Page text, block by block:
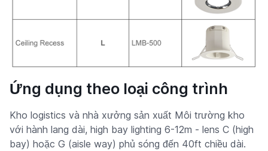
Ứng dụng theo loại công trình
Kho logistics và nhà xưởng sản xuất Môi trường kho
với hành lang dài, high bay lighting 6-12m - lens C (high
bay) hoặc G (aisle way) phủ sóng đến 40ft chiều dài.